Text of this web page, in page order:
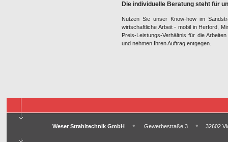
Die individuelle Beratung steht für
Nutzen Sie unser Know-how im
wirtschaftliche Arbeit - mobil in Herford,
Preis-Leistungs-Verhältnis für die
und nehmen Ihren Auftrag entgegen.
Weser Strahltechnik GmbH • Gewerbestraße 3 • 32602